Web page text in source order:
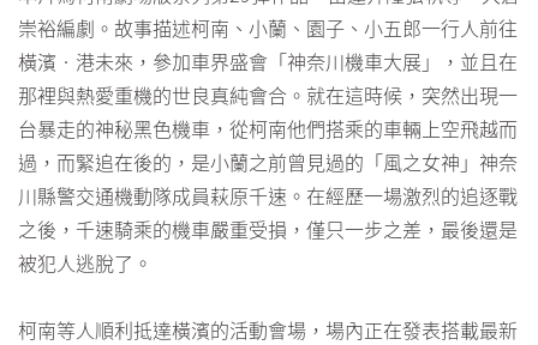
崇裕編劇。故事描述柯南、小蘭、園子、小五郎一行人前往
橫濱‧港未來，參加車界盛會「神奈川機車大展」，並且在
那裡與熱愛重機的世良真純會合。就在這時候，突然出現一
台暴走的神秘黑色機車，從柯南他們搭乘的車輛上空飛越而
過，而緊追在後的，是小蘭之前曾見過的「風之女神」神奈
川縣警交通機動隊成員萩原千速。在經歷一場激烈的追逐戰
之後，千速騎乘的機車嚴重受損，僅只一步之差，最後還是
被犯人逃脫了。
柯南等人順利抵達橫濱的活動會場，場內正在發表搭載最新